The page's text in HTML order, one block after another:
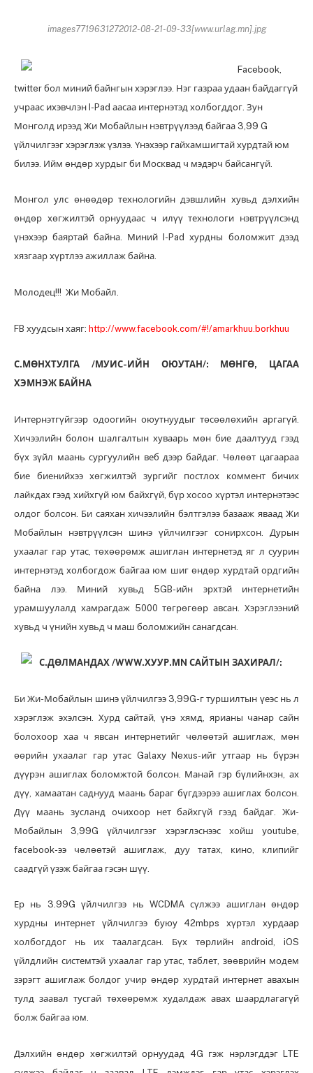
images7719631272012-08-21-09-33[www.urlag.mn].jpg
Facebook,
twitter бол миний байнгын хэрэглээ. Нэг газраа удаан байдаггүй
учраас ихэвчлэн I-Pad аасаа интернэтэд холбогддог. Зун
Монголд ирээд Жи Мобайлын нэвтрүүлээд байгаа 3,99 G
үйлчилгээг хэрэглэж үзлээ. Үнэхээр гайхамшигтай хурдтай юм
билээ. Ийм өндөр хурдыг би Москвад ч мэдэрч байсангүй.
Монгол улс өнөөдөр технологийн дэвшлийн хувьд дэлхийн
өндөр хөгжилтэй орнуудаас ч илүү технологи нэвтрүүлсэнд
үнэхээр баяртай байна. Миний I-Pad хурдны боломжит дээд
хязгаар хүртлээ ажиллаж байна.
Молодец!!! Жи Мобайл.
FB хуудсын хаяг: http://www.facebook.com/#!/amarkhuu.borkhuu
С.МӨНХТУЛГА /МУИС-ИЙН ОЮУТАН/: МӨНГӨ, ЦАГАА
ХЭМНЭЖ БАЙНА
Интернэтгүйгээр одоогийн оюутнуудыг төсөөлөхийн аргагүй.
Хичээлийн болон шалгалтын хуваарь мөн бие даалтууд гээд
бүх зүйл маань сургуулийн веб дээр байдаг. Чөлөөт цагаараа
бие биенийхээ хөгжилтэй зургийг постлох коммент бичих
лайкдах гээд хийхгүй юм байхгүй, бүр хосоо хүртэл интернэтээс
олдог болсон. Би саяхан хичээлийн бэлтгэлээ базааж яваад Жи
Мобайлын нэвтрүүлсэн шинэ үйлчилгээг сонирхсон. Дурын
ухаалаг гар утас, төхөөрөмж ашиглан интернетэд яг л суурин
интернэтэд холбогдож байгаа юм шиг өндөр хурдтай ордгийн
байна лээ. Миний хувьд 5GB-ийн эрхтэй интернетийн
урамшуулалд хамрагдаж 5000 төгрөгөөр авсан. Хэрэглээний
хувьд ч үнийн хувьд ч маш боломжийн санагдсан.
С.ДӨЛМАНДАХ /WWW.ХУУР.MN САЙТЫН ЗАХИРАЛ/:
Би Жи-Мобайлын шинэ үйлчилгээ 3,99G-г туршилтын үеэс нь л
хэрэглэж эхэлсэн. Хурд сайтай, үнэ хямд, ярианы чанар сайн
болохоор хаа ч явсан интернетийг чөлөөтэй ашиглаж, мөн
өөрийн ухаалаг гар утас Galaxy Nexus-ийг утгаар нь бүрэн
дүүрэн ашиглах боломжтой болсон. Манай гэр бүлийнхэн, ах
дүү, хамаатан саднууд маань бараг бүгдээрээ ашиглах болсон.
Дүү маань зусланд очихоор нет байхгүй гээд байдаг. Жи-
Мобайлын 3,99G үйлчилгээг хэрэглэснээс хойш youtube,
facebook-ээ чөлөөтэй ашиглаж, дуу татах, кино, клипийг
саадгүй үзэж байгаа гэсэн шүү.
Ер нь 3.99G үйлчилгээ нь WCDMA сүлжээ ашиглан өндөр
хурдны интернет үйлчилгээ буюу 42mbps хүртэл хурдаар
холбогддог нь их таалагдсан. Бүх төрлийн android, iOS
үйлдлийн системтэй ухаалаг гар утас, таблет, зөөврийн модем
зэрэгт ашиглаж болдог учир өндөр хурдтай интернет авахын
тулд заавал тусгай төхөөрөмж худалдаж авах шаардлагагүй
болж байгаа юм.
Дэлхийн өндөр хөгжилтэй орнуудад 4G гэж нэрлэгддэг LTE